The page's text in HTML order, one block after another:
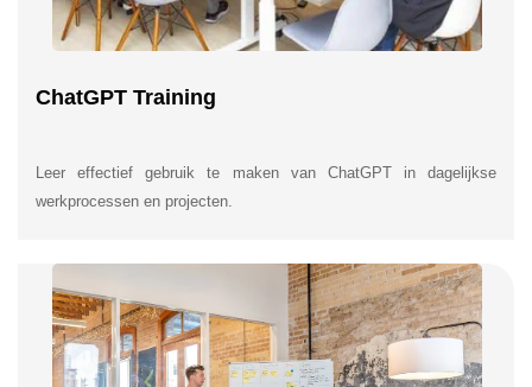
ChatGPT Training
Leer effectief gebruik te maken van ChatGPT in dagelijkse
werkprocessen en projecten.